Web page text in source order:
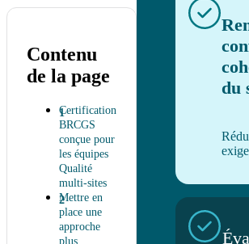
Contenu
de la page
Certification
BRCGS
conçue pour
les équipes
Qualité
multi-sites
Mettre en
place une
approche
plus
du